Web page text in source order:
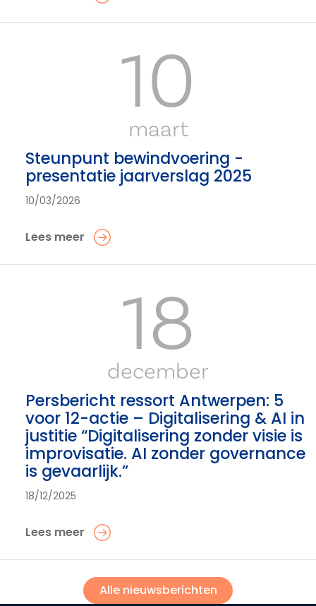
10
maart
Steunpunt bewindvoering -
presentatie jaarverslag 2025
10/03/2026
Lees meer
18
december
Persbericht ressort Antwerpen: 5
voor 12-actie – Digitalisering & AI in
justitie “Digitalisering zonder visie is
improvisatie. AI zonder governance
is gevaarlijk.”
18/12/2025
Lees meer
Alle nieuwsberichten